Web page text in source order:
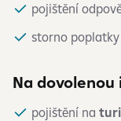
pojištění
storno poplatky
Na
pojištění na